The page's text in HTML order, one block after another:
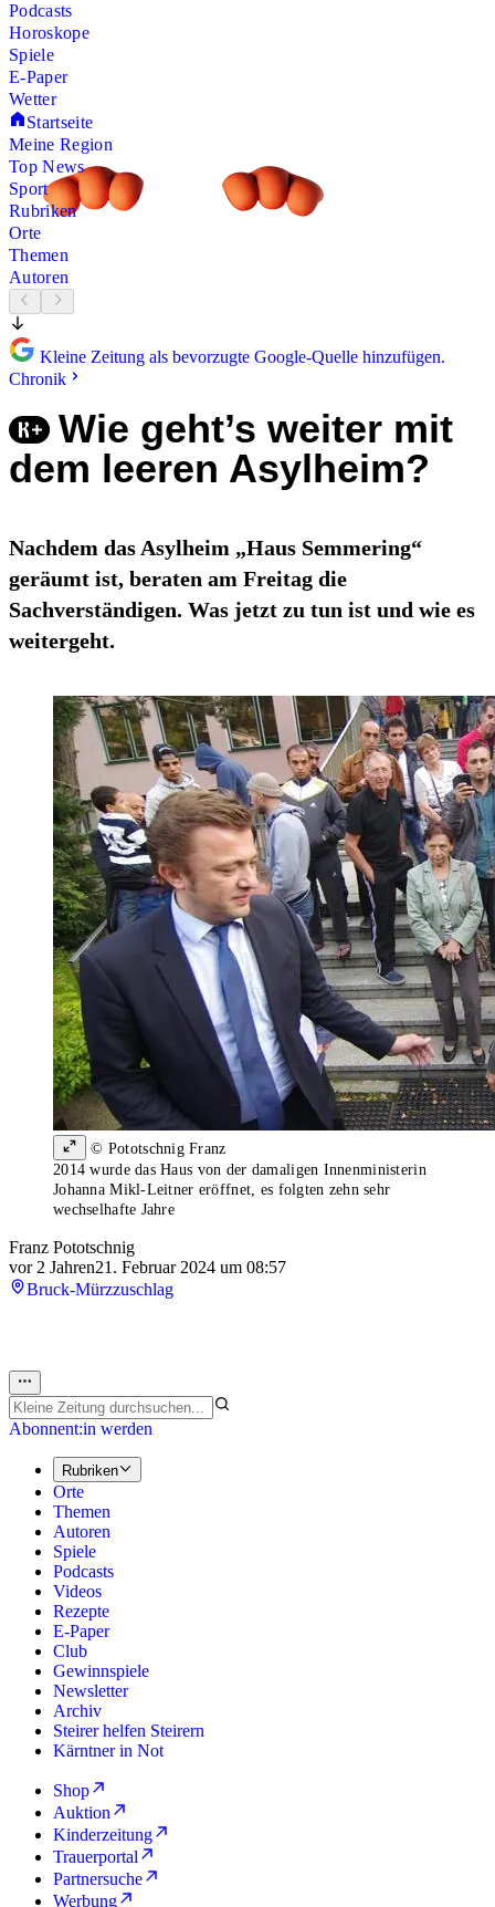
Podcasts
Horoskope
Spiele
E-Paper
Wetter
Startseite
Meine Region
Top News
Sport
Rubriken
Orte
Themen
Autoren
Kleine Zeitung als bevorzugte Google-Quelle hinzufügen.
Chronik
Wie geht’s weiter mit
dem leeren Asylheim?
Nachdem das Asylheim „Haus Semmering“
geräumt ist, beraten am Freitag die
Sachverständigen. Was jetzt zu tun ist und wie es
weitergeht.
© Pototschnig Franz
2014 wurde das Haus von der damaligen Innenministerin
Johanna Mikl-Leitner eröffnet, es folgten zehn sehr
wechselhafte Jahre
Franz Pototschnig
vor 2 Jahren21. Februar 2024 um 08:57
Bruck-Mürzzuschlag
Abonnent:in werden
Rubriken
Orte
Themen
Autoren
Spiele
Podcasts
Videos
Rezepte
E-Paper
Club
Gewinnspiele
Newsletter
Archiv
Steirer helfen Steirern
Kärntner in Not
Shop
Auktion
Kinderzeitung
Trauerportal
Partnersuche
Werbung